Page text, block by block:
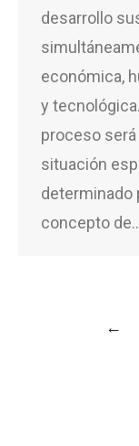
desarrollo
económica,
y
proceso
situación
determinado
concepto
←